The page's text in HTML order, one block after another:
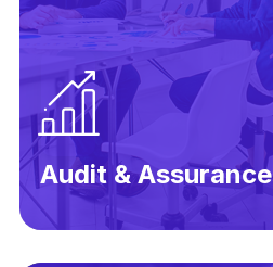
Audit & Assurance